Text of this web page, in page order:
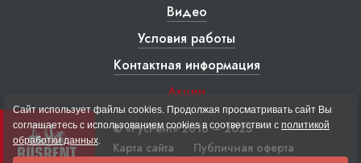
Видео
Условия работы
Контактная информация
Акции
© «РусРент» 2016 – 2023
Карта сайта
Публичная оферта
Сайт использует файлы cookies. Продолжая просматривать сайт Вы
соглашаетесь с использованием cookies в соответствии с политикой
обработки данных.